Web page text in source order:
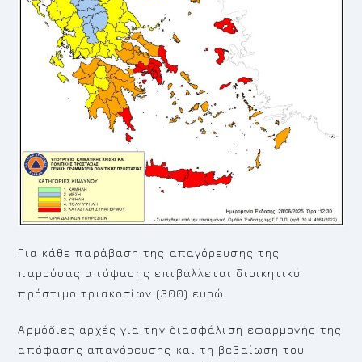
Για κάθε παράβαση της απαγόρευσης της
παρούσας απόφασης επιβάλλεται διοικητικό
πρόστιμο τριακοσίων (300) ευρώ.
Αρμόδιες αρχές για την διασφάλιση εφαρμογής της
απόφασης απαγόρευσης και τη βεβαίωση του